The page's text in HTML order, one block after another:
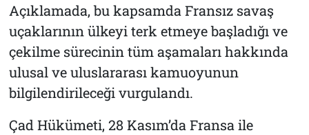
Açıklamada, bu kapsamda Fransız savaş
uçaklarının ülkeyi terk etmeye başladığı ve
çekilme sürecinin tüm aşamaları hakkında
ulusal ve uluslararası kamuoyunun
bilgilendirileceği vurgulandı.
Çad Hükümeti, 28 Kasım’da Fransa ile